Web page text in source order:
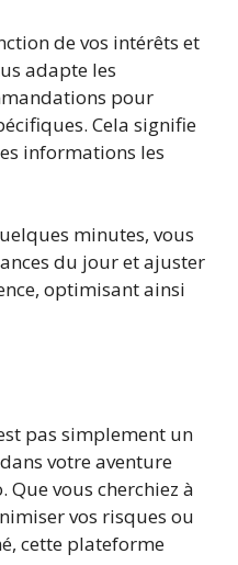
de vos intérêts et
adapte les
pour
Cela signifie
informations les
minutes, vous
du jour et ajuster
optimisant ainsi
pas simplement un
votre aventure
vous cherchiez à
vos risques ou
cette plateforme